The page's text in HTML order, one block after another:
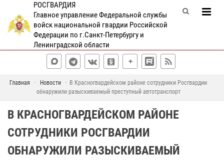
РОСГВАРДИЯ
Главное управление Федеральной службы
войск национальной гвардии Российской
Федерации по г.Санкт-Петербургу и
Ленинградской области
Главная Новости
В Красногвардейском районе сотрудники Росгвардии
обнаружили разыскиваемый преступный автотранспорт
В КРАСНОГВАРДЕЙСКОМ РАЙОНЕ
СОТРУДНИКИ РОСГВАРДИИ
ОБНАРУЖИЛИ РАЗЫСКИВАЕМЫЙ